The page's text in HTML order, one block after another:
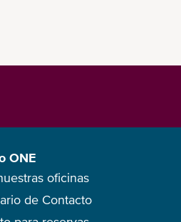
ONE
oficinas
de Contacto